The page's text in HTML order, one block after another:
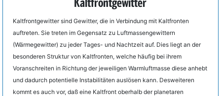
Kaltfrontgewitter
Kaltfrontgewitter sind Gewitter, die in Verbindung mit Kaltfronten
auftreten. Sie treten im Gegensatz zu Luftmassengewittern
(Wärmegewitter) zu jeder Tages- und Nachtzeit auf. Dies liegt an der
besonderen Struktur von Kaltfronten, welche häufig bei ihrem
Voranschreiten in Richtung der jeweiligen Warmluftmasse diese anhebt
und dadurch potentielle Instabilitäten auslösen kann. Desweiteren
kommt es auch vor, daß eine Kaltfront oberhalb der planetaren